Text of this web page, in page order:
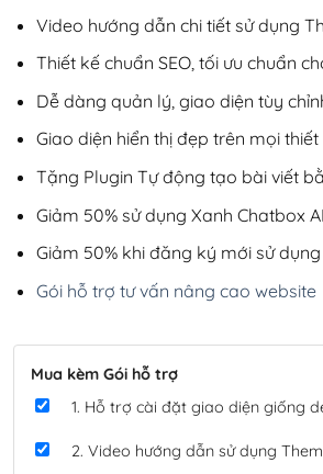
Video hướng dẫn chi tiết sử dụng
Thiết kế chuẩn SEO, tối ưu chuẩn
Dễ dàng quản lý, giao diện tùy
Giao diện hiển thị đẹp trên mọi
Tặng Plugin Tự động tạo bài viết
Giảm 50% sử dụng Xanh Chatbox
Giảm 50% khi đăng ký mới sử
Gói hỗ trợ tư vấn nâng cao website
Mua kèm Gói hỗ trợ
1. Hỗ trợ cài đặt giao diện giống
2. Video hướng dẫn sử dụng